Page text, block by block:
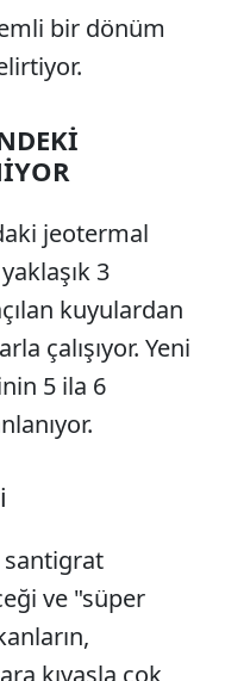
bir dönüm
jeotermal
3
kuyulardan
çalışıyor. Yeni
5 ila 6
santigrat
ve "süper
kıyasla çok